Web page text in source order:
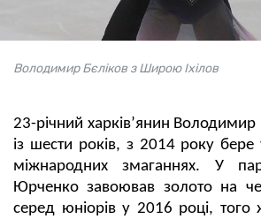
Володимир Бєліков з Широю Іхілов
23-річний харків’янин Володимир
із шести років, з 2014 року бере
міжнародних змаганнях. У
Юрченко завоював золото на
серед юніорів у 2016 році, того